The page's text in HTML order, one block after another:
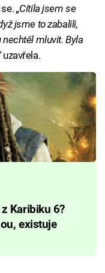
„Cítila jsem se
jsme to zabalili,
mluvit. Byla
uzavřela.
Karibiku 6?
existuje